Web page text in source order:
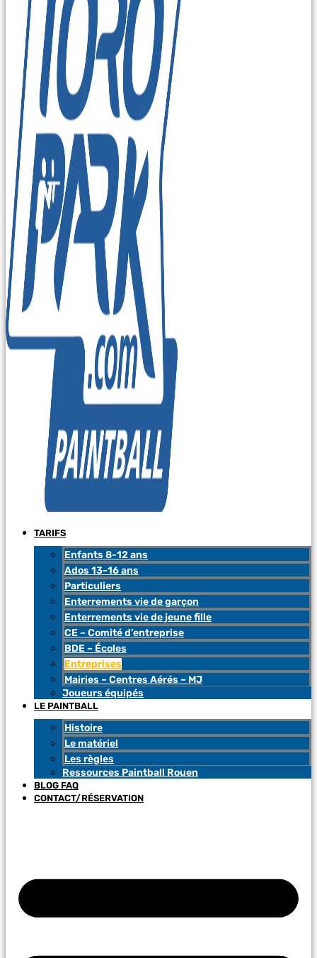
TARIFS
Enfants 8-12 ans
Ados 13-16 ans
Particuliers
Enterrements vie de garçon
Enterrements vie de jeune fille
CE – Comité d’entreprise
BDE – Écoles
Entreprises
Mairies – Centres Aérés – MJ
Joueurs équipés
LE PAINTBALL
Histoire
Le matériel
Les règles
Ressources Paintball Rouen
BLOG FAQ
CONTACT/RÉSERVATION